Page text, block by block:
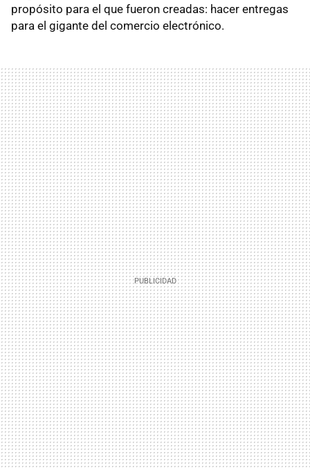
propósito para el que fueron creadas: hacer entregas
para el gigante del comercio electrónico.